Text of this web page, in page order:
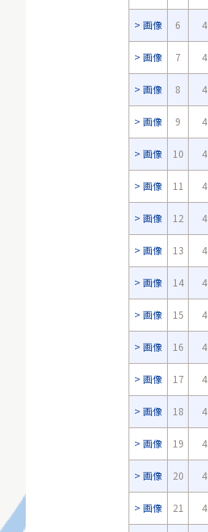
画像 6
画像 7
画像 8
画像 9
画像 10
画像 11
画像 12
画像 13
画像 14
画像 15
画像 16
画像 17
画像 18
画像 19
画像 20
画像 21